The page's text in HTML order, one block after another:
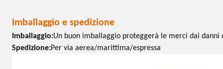
Imballaggio e spedizione
Imballaggio:Un buon imballaggio proteggerà le merci dai
Spedizione:Per via aerea/marittima/espressa